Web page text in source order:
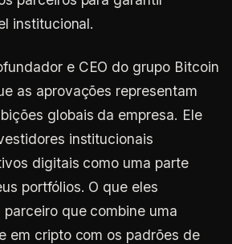
institucional.
e CEO do grupo Bitcoin
as aprovações representam
globais da empresa. Ele
institucionais
digitais como uma parte
portfólios. O que eles
que combine uma
em cripto com os padrões de